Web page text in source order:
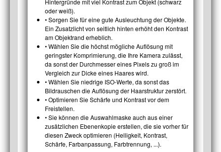
Hintergründe mit viel Kontrast zum Objekt (schwarz
oder weiß).
• Sorgen Sie für eine gute Ausleuchtung der Objekte.
Ein Zusatzlicht von seitlich hinten erhöht den Kontrast
am Objektrand erheblich.
• Wählen Sie die höchst mögliche Auflösung mit
geringster Komprimierung, die Ihre Kamera zulässt,
da sonst der Durchmesser eines Pixels zu groß im
Vergleich zur Dicke eines Haares wird.
• Wählen Sie niedrige ISO-Werte, da sonst das
Bildrauschen die Auflösung der Haarstruktur zerstört.
• Optimieren Sie Schärfe und Kontrast vor dem
Freistellen.
• Sie können die Auswahlmaske auch aus einer
zusätzlichen Ebenenkopie erstellen, die sie vorher für
diesen Zweck optimieren (Helligkeit, Kontrast,
Schärfe, Farbanpassung, Farbtrennung, ...).